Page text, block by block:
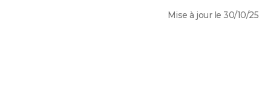
Mise à jour le 30/10/25